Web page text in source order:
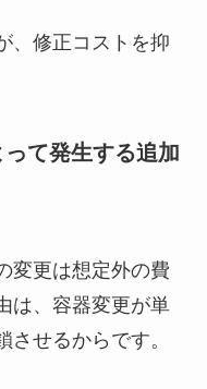
、修正コストを抑
って発生する追加
変更は想定外の費
は、容器変更が単
せるからです。